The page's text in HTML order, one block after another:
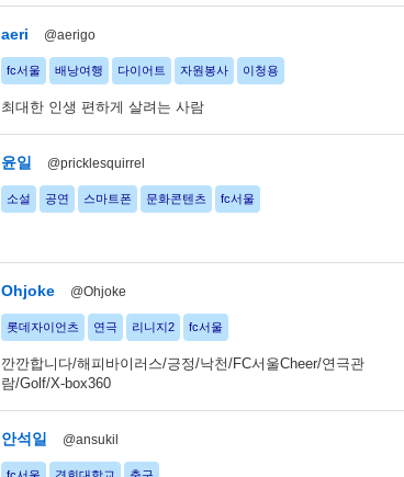
aeri @aerigo
fc서울 배낭여행 다이어트 자원봉사 이청용
최대한 인생 편하게 살려는 사람
윤일 @pricklesquirrel
소설 공연 스마트폰 문화콘텐츠 fc서울
Ohjoke @Ohjoke
롯데자이언츠 연극 리니지2 fc서울
깐깐합니다/해피바이러스/긍정/낙천/FC서울Cheer/연극관
람/Golf/X-box360
안석일 @ansukil